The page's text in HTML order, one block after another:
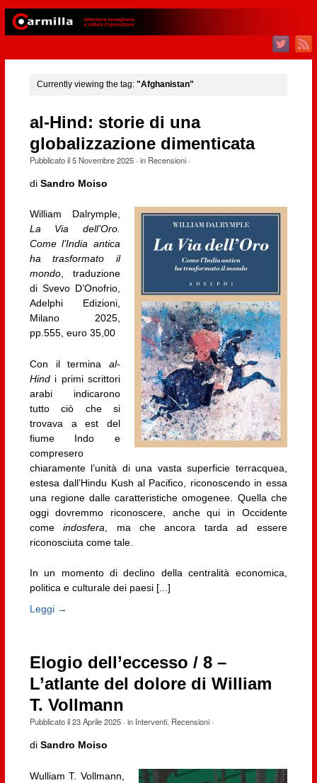
Currently viewing the tag: "Afghanistan"
al-Hind: storie di una
globalizzazione dimenticata
Pubblicato il5 Novembre 2025· in Recensioni·
di Sandro Moiso
William Dalrymple,
La Via dell’Oro.
Come l’India antica
ha trasformato il
mondo, traduzione
di Svevo D’Onofrio,
Adelphi Edizioni,
Milano 2025,
pp.555, euro 35,00
Con il terminaal-
Hindi primi scrittori
arabi indicarono
tutto ciò che si
trovava a est del
fiume Indo e
compresero
chiaramente l’unità di una vasta superficie terracquea,
estesa dall’Hindu Kush al Pacifico, riconoscendo in essa
una regione dalle caratteristiche omogenee. Quella che
oggi dovremmo riconoscere, anche qui in Occidente
comeindosfera , ma che ancora tarda ad essere
riconosciuta come tale.
In un momento di declino della centralità economica,
politica e culturale dei paesi [...]
Leggi →
Elogio dell’eccesso / 8 –
L’atlante del dolore di William
T. Vollmann
Pubblicato il23 Aprile 2025· in Interventi, Recensioni·
di Sandro Moiso
Wulliam T. Vollmann,